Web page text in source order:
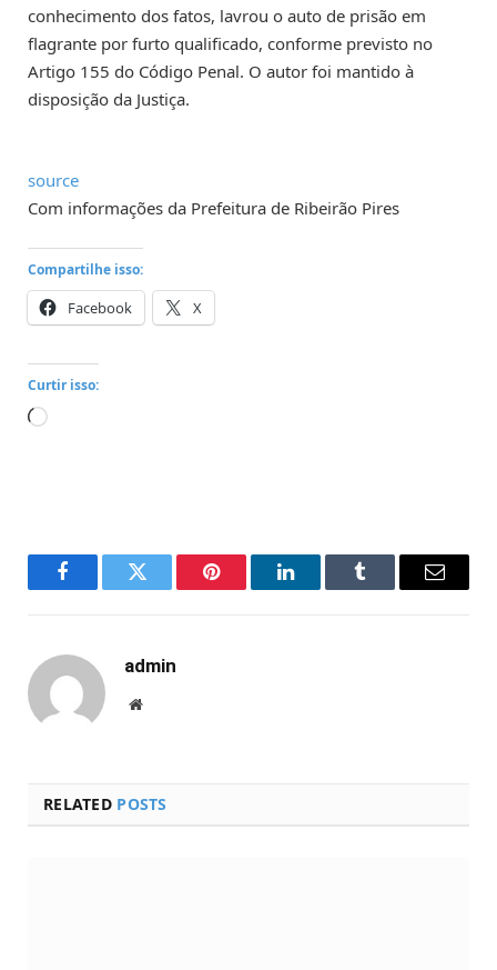
conhecimento dos fatos, lavrou o auto de prisão em
flagrante por furto qualificado, conforme previsto no
Artigo 155 do Código Penal. O autor foi mantido à
disposição da Justiça.
source
Com informações da Prefeitura de Ribeirão Pires
Compartilhe isso:
Facebook X
Curtir isso:
Carregando...
FacebookTwitter Pinterest LinkedInTumblr Email
admin
Website
RELATED POSTS